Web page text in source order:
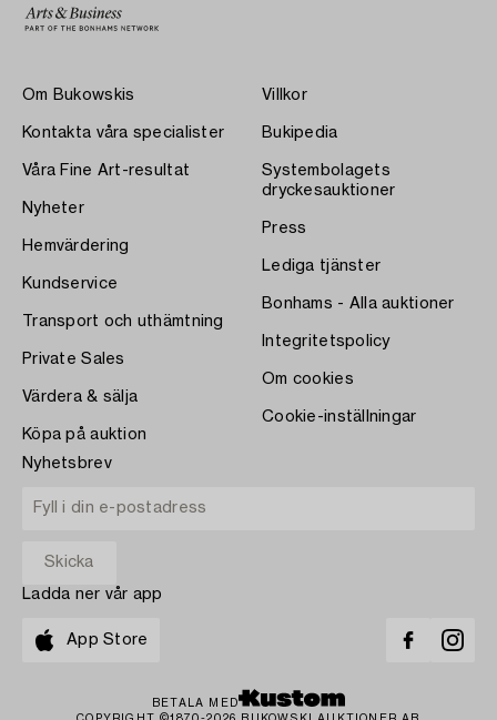
Om Bukowskis
Kontakta våra specialister
Våra Fine Art-resultat
Nyheter
Hemvärdering
Kundservice
Transport och uthämtning
Private Sales
Värdera & sälja
Köpa på auktion
Villkor
Bukipedia
Systembolagets
dryckesauktioner
Press
Lediga tjänster
Bonhams - Alla auktioner
Integritetspolicy
Om cookies
Cookie-inställningar
Nyhetsbrev
Ladda ner vår app
App Store
BETALA MED